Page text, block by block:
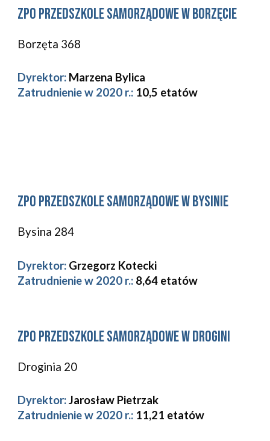
ZPO Przedszkole Samorządowe w Borzęcie
Borzęta 368
Dyrektor: Marzena Bylica
Zatrudnienie w 2020 r.: 10,5 etatów
ZPO Przedszkole Samorządowe w Bysinie
Bysina 284
Dyrektor: Grzegorz Kotecki
Zatrudnienie w 2020 r.: 8,64 etatów
ZPO Przedszkole Samorządowe w Drogini
Droginia 20
Dyrektor: Jarosław Pietrzak
Zatrudnienie w 2020 r.: 11,21 etatów